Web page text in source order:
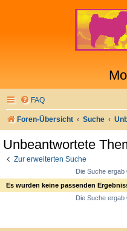
FAQ
Foren-Übersicht Suche
Unbeantwortete
Zur erweiterten Suche
Die Suche ergab
Es wurden keine passenden
Die Suche ergab